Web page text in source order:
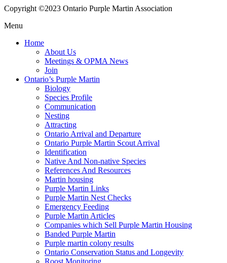
Copyright ©2023 Ontario Purple Martin Association
Menu
Home
About Us
Meetings & OPMA News
Join
Ontario’s Purple Martin
Biology
Species Profile
Communication
Nesting
Attracting
Ontario Arrival and Departure
Ontario Purple Martin Scout Arrival
Identification
Native And Non-native Species
References And Resources
Martin housing
Purple Martin Links
Purple Martin Nest Checks
Emergency Feeding
Purple Martin Articles
Companies which Sell Purple Martin Housing
Banded Purple Martin
Purple martin colony results
Ontario Conservation Status and Longevity
Roost Monitoring